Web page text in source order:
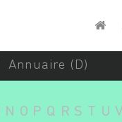
Annuaire (D)
N O P Q R S T U V